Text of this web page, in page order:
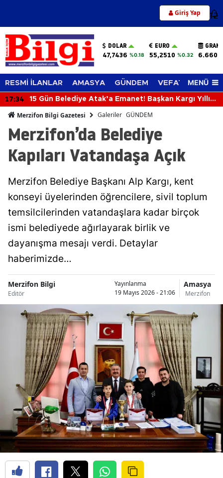
Giriş Yap 12
DOLAR
47,7436 %0.18
EURO
55,2510 %0.32
RESMİ İLANLAR AMASYA GÜNDEM VEFAT EDENLER
MENÜ
17:22 Amasya 3 Haftadır İçten İçe Yanıyor!
Merzifon Bilgi Gazetesi Galeriler GÜNDEM
Merzifon’da Belediye
Kapıları Vatandaşa Açık
Merzifon Belediye Başkanı Alp Kargı, kent
konseyi üyelerinden öğrencilere, sivil toplum
temsilcilerinden vatandaşlara kadar birçok
ismi belediyede ağırlayarak birlik ve
dayanışma mesajı verdi. Detaylar
haberimizde…
Merzifon Bilgi
Editör
Yayınlanma
19 Mayıs 2026 - 21:06
Amasya
Merzifon